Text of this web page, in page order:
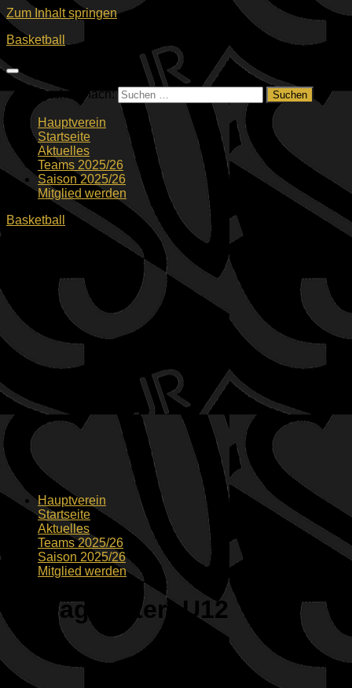
Zum Inhalt springen
Basketball
Suchen nach:
Hauptverein
Startseite
Aktuelles
Teams 2025/26
Saison 2025/26
Mitglied werden
Basketball
Hauptverein
Startseite
Aktuelles
Teams 2025/26
Saison 2025/26
Mitglied werden
Schlagwörter:U12